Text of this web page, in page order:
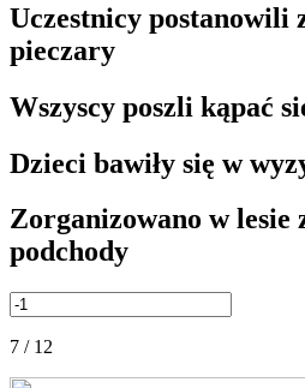
Uczestnicy postanowili
pieczary
Wszyscy poszli kąpać
Dzieci bawiły się w
Zorganizowano w lesie
podchody
7 / 12